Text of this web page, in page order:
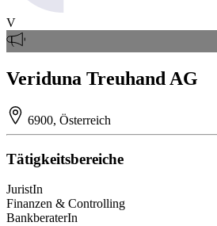
V
Veriduna Treuhand AG
6900, Österreich
Tätigkeitsbereiche
JuristIn
Finanzen & Controlling
BankberaterIn